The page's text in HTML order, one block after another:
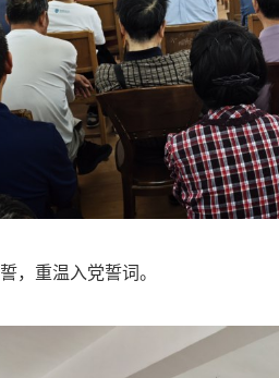
，重温入党誓词。